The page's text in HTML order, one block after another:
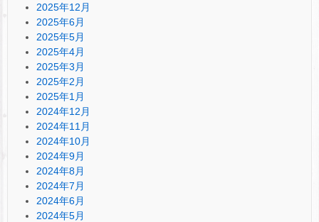
2025年12月
2025年6月
2025年5月
2025年4月
2025年3月
2025年2月
2025年1月
2024年12月
2024年11月
2024年10月
2024年9月
2024年8月
2024年7月
2024年6月
2024年5月